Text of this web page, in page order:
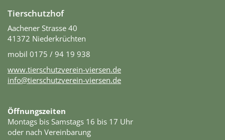
Tierschutzhof
Aachener Strasse 40
41372 Niederkrüchten
mobil 0175 / 94 19 938
www.tierschutzverein-viersen.de
info@tierschutzverein-viersen.de
Öffnungszeiten
Montags bis Samstags 16 bis 17 Uhr
oder nach Vereinbarung